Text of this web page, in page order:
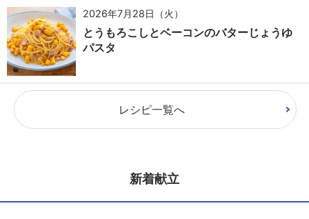
2026年7月28日（火）
とうもろこしとベーコンのバターじょうゆ
パスタ
レシピ一覧へ
新着献立